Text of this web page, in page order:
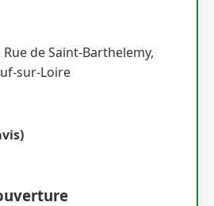
de Saint-Barthelemy,
sur-Loire